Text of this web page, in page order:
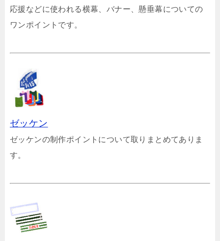
応援などに使われる横幕、バナー、懸垂幕についての
ワンポイントです。
ゼッケン
ゼッケンの制作ポイントについて取りまとめてありま
す。